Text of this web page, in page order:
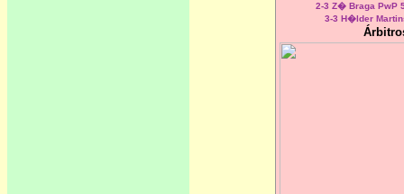
2-3 Z� Braga PwP
3-3 H�lder